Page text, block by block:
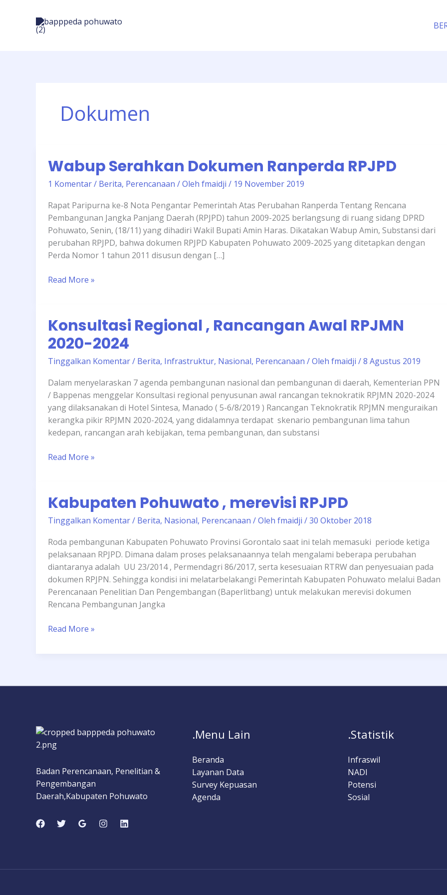
Dokumen
Wabup Serahkan Dokumen Ranperda RPJPD
1 Komentar/ Berita, Perencanaan / Oleh fmaidji / 19 November 2019
Rapat Paripurna ke-8 Nota Pengantar Pemerintah Atas Perubahan Ranperda Tentang Rencana
Pembangunan Jangka Panjang Daerah (RPJPD) tahun 2009-2025 berlangsung di ruang sidang DPRD
Pohuwato, Senin, (18/11) yang dihadiri Wakil Bupati Amin Haras. Dikatakan Wabup Amin, Substansi dari
perubahan RPJPD, bahwa dokumen RPJPD Kabupaten Pohuwato 2009-2025 yang ditetapkan dengan
Perda Nomor 1 tahun 2011 disusun dengan […]
Serahkan
Ranperda
RPJPD
Read More »
Konsultasi Regional , Rancangan Awal RPJMN
2020-2024
Tinggalkan Komentar/ Berita, Infrastruktur, Nasional, Perencanaan / Oleh fmaidji /8 Agustus 2019
Dalam menyelaraskan 7 agenda pembangunan nasional dan pembangunan di daerah, Kementerian PPN
/ Bappenas menggelar Konsultasi regional penyusunan awal rancangan teknokratik RPJMN 2020-2024
yang dilaksanakan di Hotel Sintesa, Manado ( 5-6/8/2019 ) Rancangan Teknokratik RPJMN menguraikan
kerangka pikir RPJMN 2020-2024, yang didalamnya terdapat skenario pembangunan lima tahun
kedepan, rancangan arah kebijakan, tema pembangunan, dan substansi
Regional
Rancangan
Awal
2020-
2024
Read More »
Kabupaten Pohuwato , merevisi RPJPD
Tinggalkan Komentar/ Berita, Nasional, Perencanaan / Oleh fmaidji /30 Oktober 2018
Roda pembangunan Kabupaten Pohuwato Provinsi Gorontalo saat ini telah memasuki periode ketiga
pelaksanaan RPJPD. Dimana dalam proses pelaksanaannya telah mengalami beberapa perubahan
diantaranya adalah UU 23/2014 , Permendagri 86/2017, serta kesesuaian RTRW dan penyesuaian pada
dokumen RPJPN. Sehingga kondisi ini melatarbelakangi Pemerintah Kabupaten Pohuwato melalui Badan
Perencanaan Penelitian Dan Pengembangan (Baperlitbang) untuk melakukan merevisi dokumen
Rencana Pembangunan Jangka
Pohuwato
merevisi
RPJPD
Read More »
Badan Perencanaan, Penelitian &
Pengembangan
Daerah,Kabupaten Pohuwato
.Menu Lain
Beranda
Layanan Data
Survey Kepuasan
Agenda
.Statistik
Infraswil
NADI
Potensi
Sosial